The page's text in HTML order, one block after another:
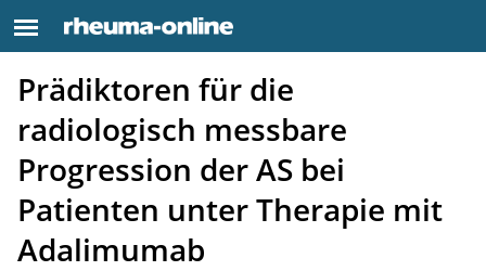
Prädiktoren für die
radiologisch messbare
Progression der AS bei
Patienten unter Therapie mit
Adalimumab